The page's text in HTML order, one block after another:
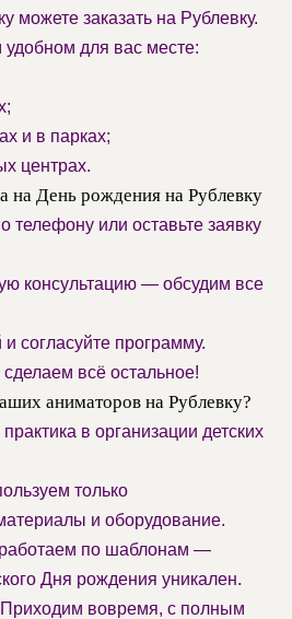
можете заказать на Рублевку.
для вас месте:
и в парках;
центрах.
на День рождения на Рублевку
телефону или оставьте заявку
консультацию — обсудим все
согласуйте программу.
всё остальное!
аниматоров на Рублевку?
в организации детских
только
и оборудование.
по шаблонам —
Дня рождения уникален.
Приходим вовремя, с полным